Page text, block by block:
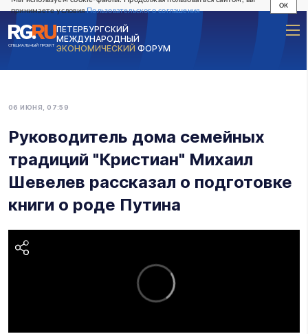
принимаете условияПользовательского соглашения
OK
СПЕЦИАЛЬНЫЙ ПРОЕКТ
ПЕТЕРБУРГСКИЙ
МЕЖДУНАРОДНЫЙ
ЭКОНОМИЧЕСКИЙ ФОРУМ
06 ИЮНЯ, 07:59
Руководитель дома семейных
традиций "Кристиан" Михаил
Шевелев рассказал о подготовке
книги о роде Путина